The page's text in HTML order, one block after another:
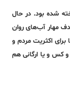
است. تا پیش از انقلاب ۱۳۵۷ کمتر از ۳۰ سد در ایران ساخته شده بود. در حال
هدف مهار آب‌های روان
برای اکثریت مردم و
و کس و یا ارگانی هم